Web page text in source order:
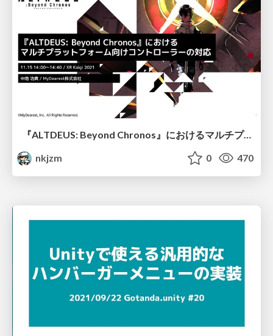
『ALTDEUS: Beyond Chronos』におけるマルチプラットフォーム向けコントローラーの対応 / Support for multi-platform controllers in "ALTDEUS: Beyond Chronos
nkjzm
0 470